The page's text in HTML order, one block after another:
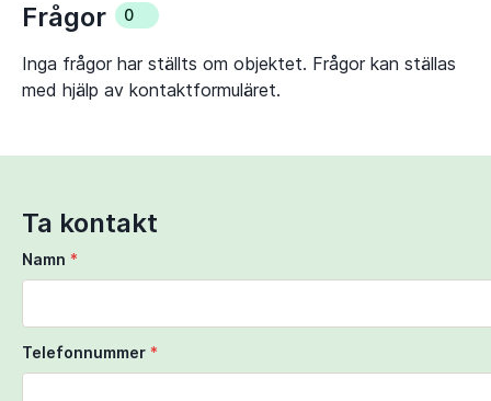
Frågor 0
Inga frågor har ställts om objektet. Frågor kan ställas
med hjälp av kontaktformuläret.
Ta kontakt
Namn *
Telefonnummer *